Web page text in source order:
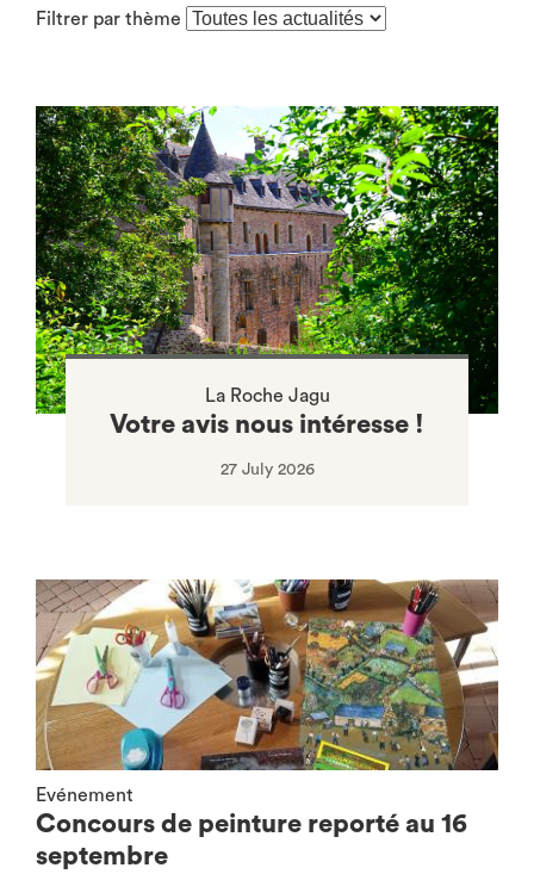
Filtrer par thème
(rechargement
après
sélection)
La Roche Jagu
Votre avis nous intéresse !
27 July 2026
Evénement
Concours de peinture reporté au 16
septembre